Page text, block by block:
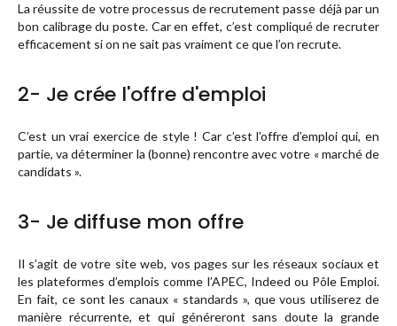
La réussite de votre processus de recrutement passe déjà par un
bon calibrage du poste. Car en effet, c’est compliqué de recruter
efficacement si on ne sait pas vraiment ce que l’on recrute.
2- Je crée l'offre d'emploi
C’est un vrai exercice de style ! Car c’est l’offre d’emploi qui, en
partie, va déterminer la (bonne) rencontre avec votre « marché de
candidats ».
3- Je diffuse mon offre
Il s’agit de votre site web, vos pages sur les réseaux sociaux et
les plateformes d’emplois comme l’APEC, Indeed ou Pôle Emploi.
En fait, ce sont les canaux « standards », que vous utiliserez de
manière récurrente, et qui généreront sans doute la grande